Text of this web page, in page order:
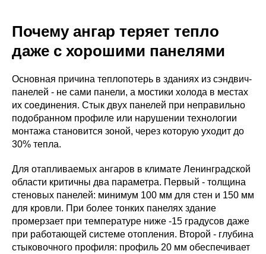
Почему ангар теряет тепло
даже с хорошими панелями
Основная причина теплопотерь в зданиях из сэндвич-
панелей - не сами панели, а мостики холода в местах
их соединения. Стык двух панелей при неправильно
подобранном профиле или нарушении технологии
монтажа становится зоной, через которую уходит до
30% тепла.
Для отапливаемых ангаров в климате Ленинградской
области критичны два параметра. Первый - толщина
стеновых панелей: минимум 100 мм для стен и 150 мм
для кровли. При более тонких панелях здание
промерзает при температуре ниже -15 градусов даже
при работающей системе отопления. Второй - глубина
стыковочного профиля: профиль 20 мм обеспечивает